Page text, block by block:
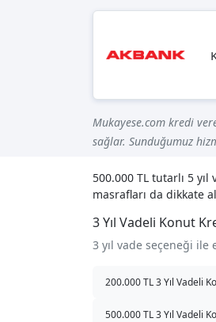
Mukayese.com kredi
sağlar. Sunduğumuz
500.000 TL tutarlı 5
masrafları da dikkate
3 Yıl Vadeli Konut
3 yıl vade seçeneği
200.000 TL 3 Yıl Vadeli
500.000 TL 3 Yıl Vadeli